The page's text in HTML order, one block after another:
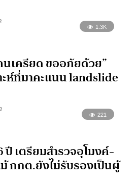
1.3K
นเครียด ขออภัยด้วย”
ห์ที่มาคะแนน landslide
221
ปี เตรียมสำรวจอุโมงค์-
กกต.ยังไม่รับรองเป็นผู้